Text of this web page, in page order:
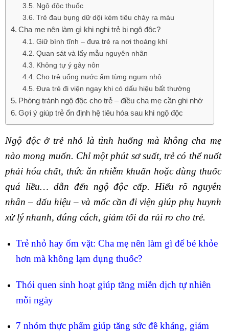
Ngộ độc thuốc
Trẻ đau bụng dữ dội kèm tiêu chảy ra máu
Cha mẹ nên làm gì khi nghi trẻ bị ngộ độc?
Giữ bình tĩnh – đưa trẻ ra nơi thoáng khí
Quan sát và lấy mẫu nguyên nhân
Không tự ý gây nôn
Cho trẻ uống nước ấm từng ngụm nhỏ
Đưa trẻ đi viện ngay khi có dấu hiệu bất thường
Phòng tránh ngộ độc cho trẻ – điều cha mẹ cần ghi nhớ
Gợi ý giúp trẻ ổn định hệ tiêu hóa sau khi ngộ độc
Ngộ độc ở trẻ nhỏ là tình huống mà không cha mẹ
nào mong muốn. Chỉ một phút sơ suất, trẻ có thể nuốt
phải hóa chất, thức ăn nhiễm khuẩn hoặc dùng thuốc
quá liều… dẫn đến ngộ độc cấp. Hiểu rõ nguyên
nhân – dấu hiệu – và mốc cần đi viện giúp phụ huynh
xử lý nhanh, đúng cách, giảm tối đa rủi ro cho trẻ.
Trẻ nhỏ hay ốm vặt: Cha mẹ nên làm gì để bé khỏe
hơn mà không lạm dụng thuốc?
Thói quen sinh hoạt giúp tăng miễn dịch tự nhiên
mỗi ngày
7 nhóm thực phẩm giúp tăng sức đề kháng, giảm